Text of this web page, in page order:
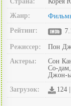
Жанр:
Рейтинг:
Режиссер:
Пон
Актеры:
Сон
Со-
Джон-
Загрузок:
124 |